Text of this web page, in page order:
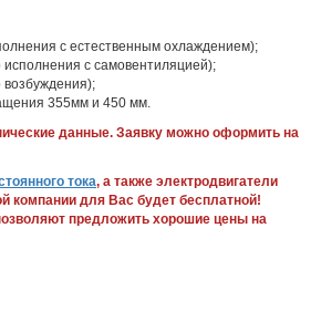
с естественным охлаждением);
с самовентиляцией);
возбуждения);
355мм и 450 мм.
данные. Заявку можно оформить на
тока, а также электродвигатели
компании для Вас будет бесплатной!
предложить хорошие цены на